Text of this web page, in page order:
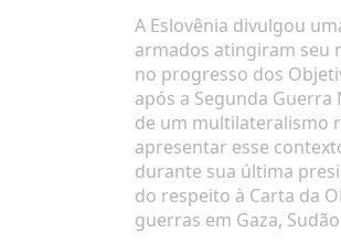
A Eslovênia divulgou
armados atingiram seu
no progresso dos
após a Segunda
de um multilateralismo
apresentar esse
durante sua última
do respeito à Carta da
guerras em Gaza,